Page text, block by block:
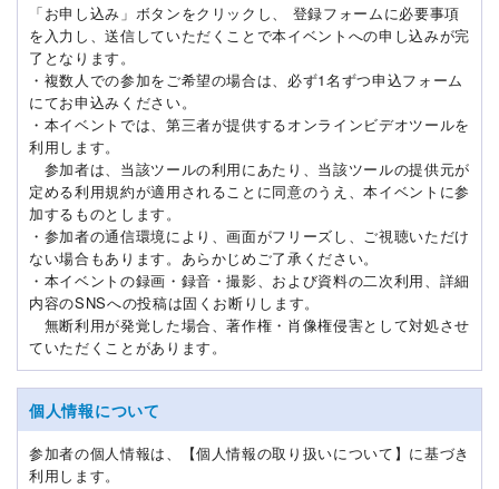
「お申し込み」ボタンをクリックし、 登録フォームに必要事項
を入力し、送信していただくことで本イベントへの申し込みが完
了となります。
・複数人での参加をご希望の場合は、必ず1名ずつ申込フォーム
にてお申込みください。
・本イベントでは、第三者が提供するオンラインビデオツールを
利用します。
参加者は、当該ツールの利用にあたり、当該ツールの提供元が
定める利用規約が適用されることに同意のうえ、本イベントに参
加するものとします。
・参加者の通信環境により、画面がフリーズし、ご視聴いただけ
ない場合もあります。あらかじめご了承ください。
・本イベントの録画・録音・撮影、および資料の二次利用、詳細
内容のSNSへの投稿は固くお断りします。
無断利用が発覚した場合、著作権・肖像権侵害として対処させ
ていただくことがあります。
個人情報について
参加者の個人情報は、【個人情報の取り扱いについて】に基づき
利用します。